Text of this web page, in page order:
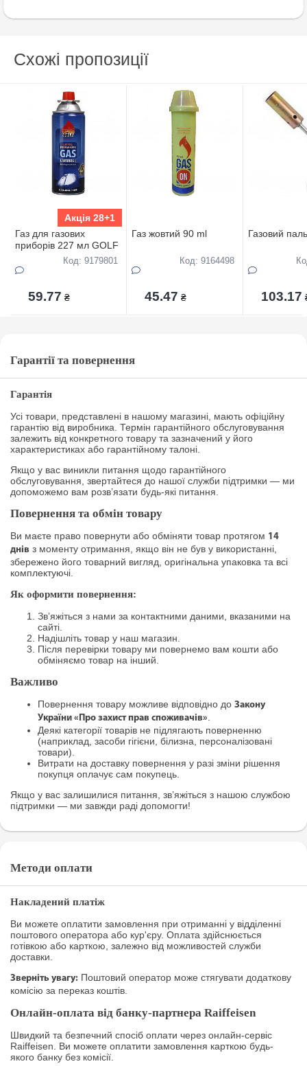
Схожі пропозиції
Акція 28+1
Газ для газових
приборів 227 мл GOLF
Код: 9179801
59.77 ₴
Газ жовтий 90 ml
Код: 9164498
45.47 ₴
Газовий
103.17
Гарантії та повернення
Гарантія
Усі товари, представлені в нашому магазині, мають офіційну
гарантію від виробника. Термін гарантійного обслуговування
залежить від конкретного товару та зазначений у його
характеристиках або гарантійному талоні.
Якщо у вас виникли питання щодо гарантійного
обслуговування, звертайтеся до нашої служби підтримки — ми
допоможемо вам розв’язати будь-які питання.
Повернення та обмін товару
Ви маєте право повернути або обміняти товар протягом 14
днів з моменту отримання, якщо він не був у використанні,
збережено його товарний вигляд, оригінальна упаковка та всі
комплектуючі.
Як оформити повернення:
Зв’яжіться з нами за контактними даними, вказаними на
сайті.
Надішліть товар у наш магазин.
Після перевірки товару ми повернемо вам кошти або
обміняємо товар на інший.
Важливо
Повернення товару можливе відповідно до Закону
України «Про захист прав споживачів».
Деякі категорії товарів не підлягають поверненню
(наприклад, засоби гігієни, білизна, персоналізовані
товари).
Витрати на доставку повернення у разі зміни рішення
покупця оплачує сам покупець.
Якщо у вас залишилися питання, зв’яжіться з нашою службою
підтримки — ми завжди раді допомогти!
Методи оплати
Накладений платіж
Ви можете оплатити замовлення при отриманні у відділенні
поштового оператора або кур'єру. Оплата здійснюється
готівкою або карткою, залежно від можливостей служби
доставки.
Зверніть увагу: Поштовий оператор може стягувати додаткову
комісію за переказ коштів.
Онлайн-оплата від банку-партнера Raiffeisen
Швидкий та безпечний спосіб оплати через онлайн-сервіс
Raiffeisen. Ви можете оплатити замовлення карткою будь-
якого банку без комісії.